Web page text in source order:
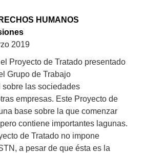
HUMANOS
2019
Proyecto de Tratado presentado
Grupo de Trabajo
sobre las sociedades
empresas. Este Proyecto de
base sobre la que comenzar
contiene importantes lagunas.
de Tratado no impone
a pesar de que ésta es la